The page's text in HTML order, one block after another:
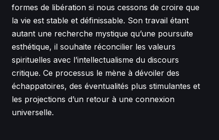
formes de libération si nous cessons de croire que
la vie est stable et définissable. Son travail étant
autant une recherche mystique qu’une poursuite
esthétique, il souhaite réconcilier les valeurs
spirituelles avec l’intellectualisme du discours
critique. Ce processus le mène à dévoiler des
échappatoires, des éventualités plus stimulantes et
les projections d’un retour à une connexion
universelle.